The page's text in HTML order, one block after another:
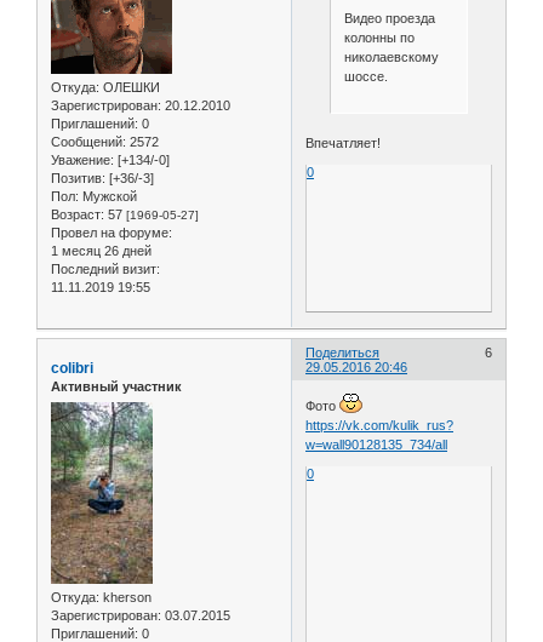
Откуда: ОЛЕШКИ
Зарегистрирован: 20.12.2010
Приглашений: 0
Сообщений: 2572
Уважение: [+134/-0]
Позитив: [+36/-3]
Пол: Мужской
Возраст: 57 [1969-05-27]
Провел на форуме:
1 месяц 26 дней
Последний визит:
11.11.2019 19:55
Видео проезда
колонны по
николаевскому
шоссе.
Впечатляет!
0
Поделиться
6
29.05.2016 20:46
colibri
Активный участник
Откуда: kherson
Зарегистрирован: 03.07.2015
Приглашений: 0
Фото
https://vk.com/kulik_rus?
w=wall90128135_734/all
0